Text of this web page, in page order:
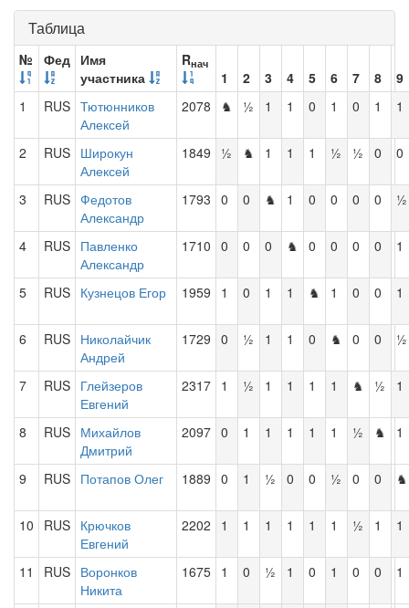
Таблица
№ Фед Имя
участника
Rнач
1 2 3 4 5 6 7 8
9
1
RUS Тютюнников
Алексей
2078 ♞ ½ 1 1 0 1 0 1 1
2 RUS Широкун
Алексей
1849 ½ ♞ 1 1 1 ½ ½ 0 0
3 RUS Федотов
Александр
1793 0 0 ♞ 1 0 0 0 0 ½
4 RUS Павленко
Александр
1710 0 0 0 ♞ 0 0 0 0 1
5 RUS Кузнецов Егор 1959 1 0 1 1 ♞ 1 0 0 1
6 RUS Николайчик
Андрей
1729 0 ½ 1 1 0 ♞ 0 0 ½
7 RUS Глейзеров
Евгений
2317 1 ½ 1 1 1 1 ♞ ½ 1
8 RUS Михайлов
Дмитрий
2097 0 1 1 1 1 1 ½ ♞ 1
9 RUS Потапов Олег 1889 0 1 ½ 0 0 ½ 0 0 ♞
10 RUS Крючков
Евгений
2202 1 1 1 1 1 1 ½ 1 1
11 RUS Воронков
Никита
1675 1 0 ½ 1 0 1 0 0 1